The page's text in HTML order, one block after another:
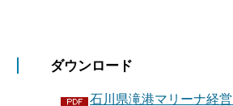
ダウンロード
石川県滝港マリーナ経営